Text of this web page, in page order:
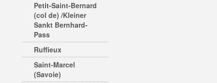
Petit-Saint-Bernard
(col de) /Kleiner
Sankt Bernhard-
Pass
Ruffieux
Saint-Marcel
(Savoie)